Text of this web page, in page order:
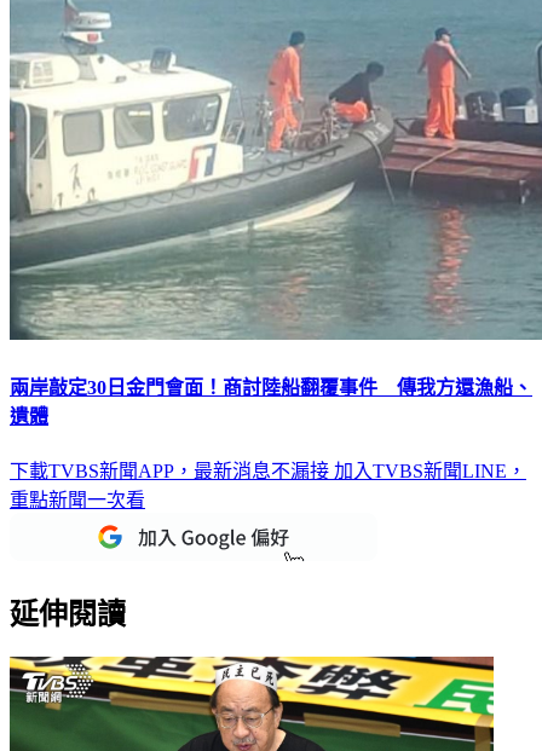
兩岸敲定30日金門會面！商討陸船翻覆事件 傳我方還漁船、
遺體
下載TVBS新聞APP，最新消息不漏接 加入TVBS新聞LINE，
重點新聞一次看
延伸閱讀